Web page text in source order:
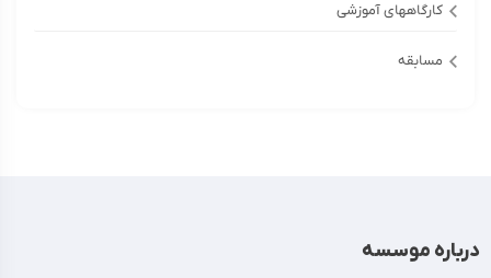
کارگاههای آموزشی
مسابقه
درباره موسسه